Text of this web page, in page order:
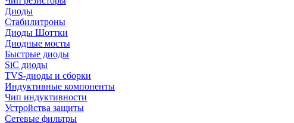
Диоды
Стабилитроны
Диоды Шоттки
Диодные мосты
Быстрые диоды
SiC диоды
TVS-диоды и сборки
Индуктивные компоненты
Чип индуктивности
Устройства защиты
Сетевые фильтры